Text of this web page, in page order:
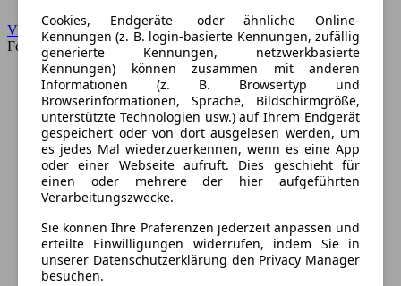
VW
Forum
Cookies, Endgeräte- oder ähnliche Online-
Kennungen (z. B. login-basierte Kennungen, zufällig
generierte Kennungen, netzwerkbasierte
Kennungen) können zusammen mit anderen
Informationen (z. B. Browsertyp und
Browserinformationen, Sprache, Bildschirmgröße,
unterstützte Technologien usw.) auf Ihrem Endgerät
gespeichert oder von dort ausgelesen werden, um
es jedes Mal wiederzuerkennen, wenn es eine App
oder einer Webseite aufruft. Dies geschieht für
einen oder mehrere der hier aufgeführten
Verarbeitungszwecke.
Sie können Ihre Präferenzen jederzeit anpassen und
erteilte Einwilligungen widerrufen, indem Sie in
unserer Datenschutzerklärung den Privacy Manager
besuchen.